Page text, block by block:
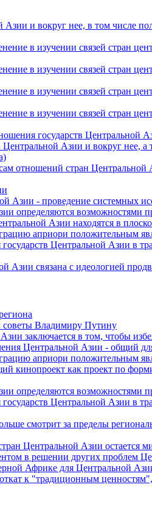
и вокруг нее, в том числе
в изучении связей стран
в изучении связей стран
в изучении связей стран
в изучении связей стран
государств Центральной
Азии и вокруг нее, а
отношений стран
Азии - проведение системных
определяются возможностями
Азии находятся в
априори положительным
Центральной Азии в
Азии связана с идеологией
советы Владимиру Путину
заключается в том, чтобы
Центральной Азии - общий
априори положительным
кинопроект как проект по
определяются возможностями
Центральной Азии в
смотрит за пределы
Центральной Азии остается
в решении других проблем
Африке для Центральной
к "традиционным